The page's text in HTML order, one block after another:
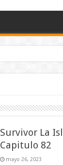
Survivor La
Capitulo 82
mayo 26, 2023